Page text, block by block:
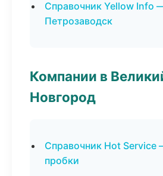
Справочник Yellow Info
Петрозаводск
Компании в
Новгород
Справочник Hot Service
пробки